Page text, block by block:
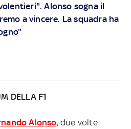
Alonso sogna il
a vincere. La squadra ha
DELLA F1
Alonso, due volte